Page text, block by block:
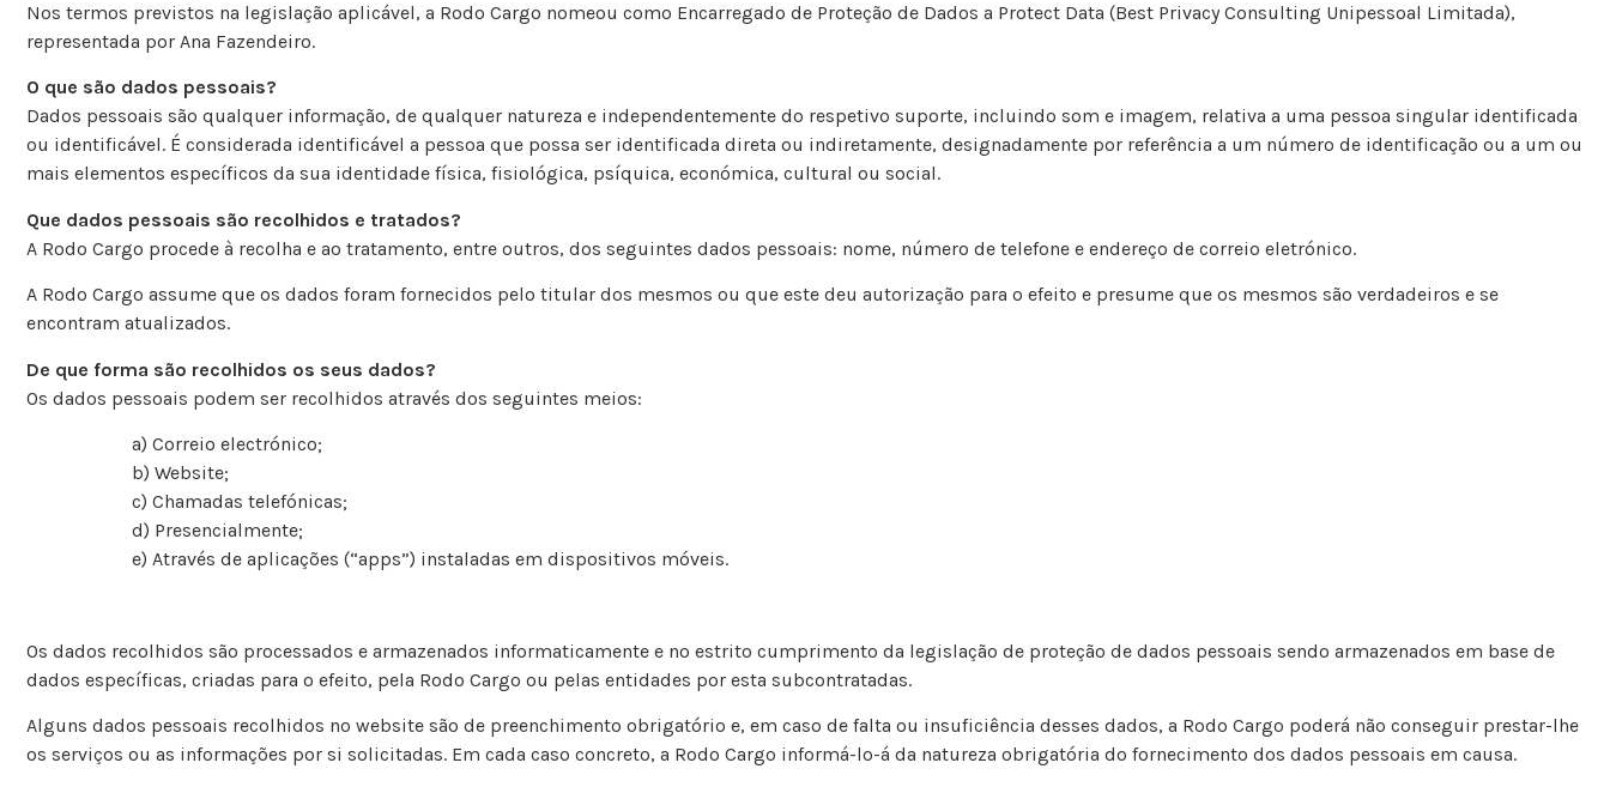
Nos termos previstos na legislação aplicável, a Rodo Cargo nomeou como Encarregado de Proteção de Dados a Protect Data (Best Privacy Consulting Unipessoal Limitada),
representada por Ana Fazendeiro.
O que são dados pessoais?
Dados pessoais são qualquer informação, de qualquer natureza e independentemente do respetivo suporte, incluindo som e imagem, relativa a uma pessoa singular identificada
ou identificável. É considerada identificável a pessoa que possa ser identificada direta ou indiretamente, designadamente por referência a um número de identificação ou a um ou
mais elementos específicos da sua identidade física, fisiológica, psíquica, económica, cultural ou social.
Que dados pessoais são recolhidos e tratados?
A Rodo Cargo procede à recolha e ao tratamento, entre outros, dos seguintes dados pessoais: nome, número de telefone e endereço de correio eletrónico.
A Rodo Cargo assume que os dados foram fornecidos pelo titular dos mesmos ou que este deu autorização para o efeito e presume que os mesmos são verdadeiros e se
encontram atualizados.
De que forma são recolhidos os seus dados?
Os dados pessoais podem ser recolhidos através dos seguintes meios:
a) Correio electrónico;
b) Website;
c) Chamadas telefónicas;
d) Presencialmente;
e) Através de aplicações (“apps”) instaladas em dispositivos móveis.
Os dados recolhidos são processados e armazenados informaticamente e no estrito cumprimento da legislação de proteção de dados pessoais sendo armazenados em base de
dados específicas, criadas para o efeito, pela Rodo Cargo ou pelas entidades por esta subcontratadas.
Alguns dados pessoais recolhidos no website são de preenchimento obrigatório e, em caso de falta ou insuficiência desses dados, a Rodo Cargo poderá não conseguir prestar-lhe
os serviços ou as informações por si solicitadas. Em cada caso concreto, a Rodo Cargo informá-lo-á da natureza obrigatória do fornecimento dos dados pessoais em causa.